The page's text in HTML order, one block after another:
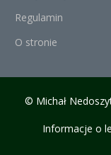
Regulamin
O stronie
© Michał
Informacje o